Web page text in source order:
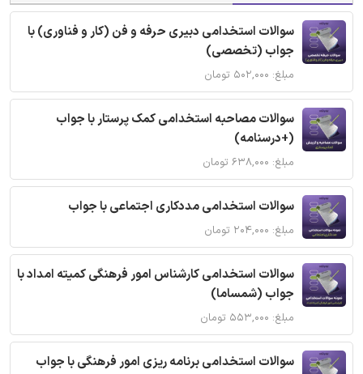
سوالات استخدامی دبیری حرفه و فن (کار و فناوری) با
جواب (تخصصی)
مبلغ: ۵۰۲,۰۰۰ تومان
سوالات مصاحبه استخدامی کمک پرستار با جواب
(+درسنامه)
مبلغ: ۶۳۸,۰۰۰ تومان
سوالات استخدامی مددکاری اجتماعی با جواب
مبلغ: ۲۰۴,۰۰۰ تومان
سوالات استخدامی کارشناس امور فرهنگی کمیته امداد با
جواب (شمساما)
مبلغ: ۵۵۳,۰۰۰ تومان
سوالات استخدامی برنامه ریزی امور فرهنگی با جواب